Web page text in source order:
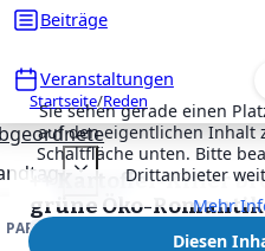
Beiträge
Veranstaltungen
PARLAMENTARISCHE ARBEIT
Startseite/Reden
Sie sehen gerade einen
auf den eigentlichen Inhalt
Schaltfläche unten. Bitte
Drittanbieter
Mehr
Diesen
++ Kartoffel-Killer
grüne Öko-